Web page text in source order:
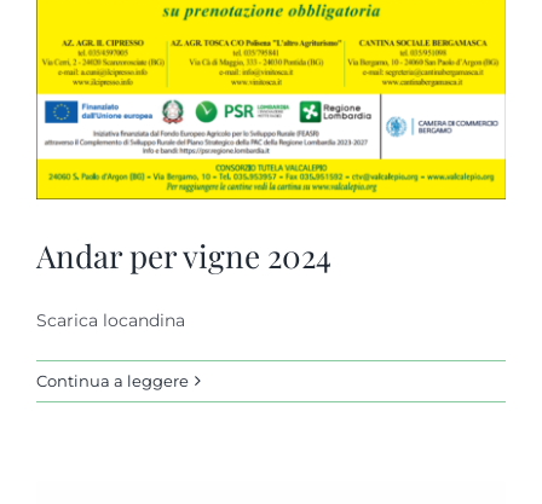
Andar per vigne 2024
Scarica locandina
Continua a leggere